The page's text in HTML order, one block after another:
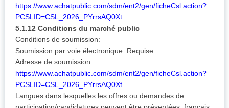
https://www.achatpublic.com/sdm/ent2/gen/ficheCsl.action?
PCSLID=CSL_2026_PYrrsAQ0Xt
5.1.12 Conditions du marché public
Conditions de soumission:
Soumission par voie électronique: Requise
Adresse de soumission:
https://www.achatpublic.com/sdm/ent2/gen/ficheCsl.action?
PCSLID=CSL_2026_PYrrsAQ0Xt
Langues dans lesquelles les offres ou demandes de